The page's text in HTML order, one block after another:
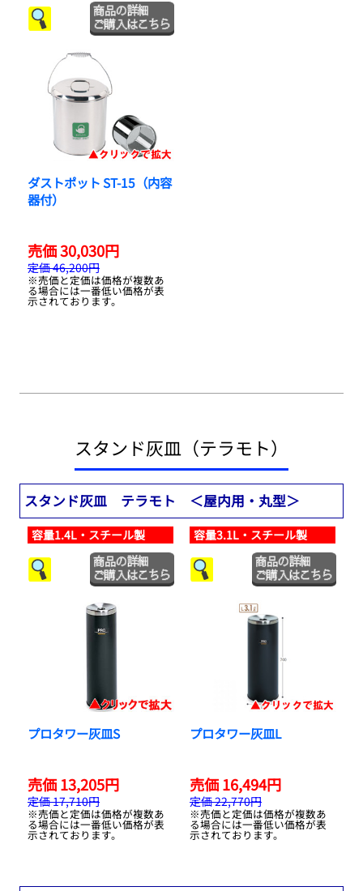
ダストポット ST-15（内容
器付）
売価 30,030円
定価 46,200円
※売価と定価は価格が複数あ
る場合には一番低い価格が表
示されております。
スタンド灰皿（テラモト）
スタンド灰皿 テラモト ＜屋内用・丸型＞
容量1.4L・スチール製
プロタワー灰皿S
売価 13,205円
定価 17,710円
※売価と定価は価格が複数あ
る場合には一番低い価格が表
示されております。
容量3.1L・スチール製
プロタワー灰皿L
売価 16,494円
定価 22,770円
※売価と定価は価格が複数あ
る場合には一番低い価格が表
示されております。